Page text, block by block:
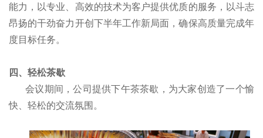
能力，以专业、高效的技术为客户提供优质的服务，以斗志
昂扬的干劲奋力开创下半年工作新局面，确保高质量完成年
度目标任务。
四、轻松茶歇
会议期间，公司提供下午茶茶歇，为大家创造了一个愉
快、轻松的交流氛围。